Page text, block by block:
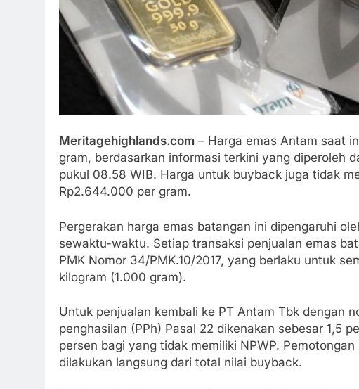
Meritagehighlands.com – Harga emas Antam saat
gram, berdasarkan informasi terkini yang diperoleh
pukul 08.58 WIB. Harga untuk buyback juga tidak
Rp2.644.000 per gram.
Pergerakan harga emas batangan ini dipengaruhi
sewaktu-waktu. Setiap transaksi penjualan emas
PMK Nomor 34/PMK.10/2017, yang berlaku untuk
kilogram (1.000 gram).
Untuk penjualan kembali ke PT Antam Tbk dengan
penghasilan (PPh) Pasal 22 dikenakan sebesar 1,5
persen bagi yang tidak memiliki NPWP.
dilakukan langsung dari total nilai buyback.